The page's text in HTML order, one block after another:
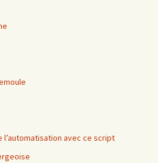
l’automatisation avec ce script